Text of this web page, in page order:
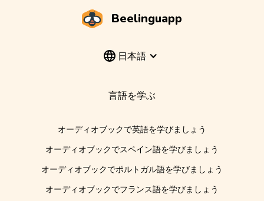
Beelinguapp
日本語
言語を学ぶ
オーディオブックで英語を学びましょう
オーディオブックでスペイン語を学びましょう
オーディオブックでポルトガル語を学びましょう
オーディオブックでフランス語を学びましょう